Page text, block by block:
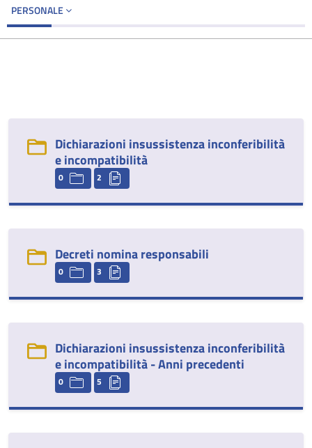
PERSONALE
Dichiarazioni insussistenza inconferibilità
e incompatibilità
0 2
Decreti nomina responsabili
0 3
Dichiarazioni insussistenza inconferibilità
e incompatibilità - Anni precedenti
0 5